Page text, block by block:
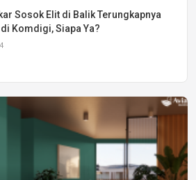
Sosok Elit di Balik Terungkapnya
Komdigi, Siapa Ya?